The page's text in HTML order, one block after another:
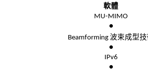
軟體
MU-MIMO
●
Beamforming 波束成型技
●
IPv6
●